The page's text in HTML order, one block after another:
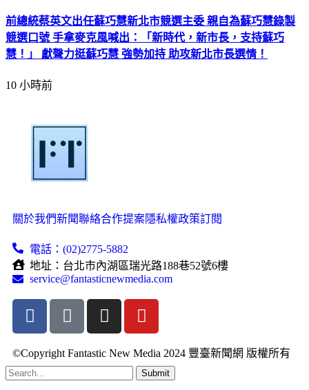
前總統蔡英文出任蘇巧慧新北市競選主委 親自為蘇巧慧錄製
競選口號 手拿麥克風喊出：「新時代，新市長，支持蘇巧
慧！」 獻聲力挺蘇巧慧 強勢加持 助攻新北市長選情！
10 小時前
關於我們新聞聯絡合作提案隱私權政策訂閱
電話：(02)2775-5882
地址：台北市內湖區瑞光路188巷52號6樓
service@fantasticnewmedia.com
©Copyright Fantastic New Media 2024 豐臺新聞網 版權所有
Submit